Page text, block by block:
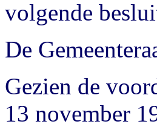
volgende
De
Gezien de
13 november